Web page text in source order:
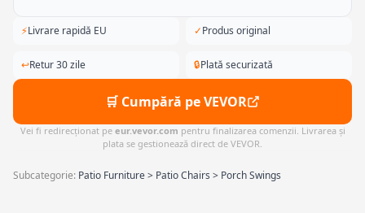
⚡Livrare rapidă EU ✓Produs original
↩Retur 30 zile 🔒Plată securizată
🛒 Cumpără pe VEVOR
Vei fi redirecționat pe eur.vevor.com pentru finalizarea comenzii. Livrarea și
plata se gestionează direct de VEVOR.
Subcategorie: Patio Furniture > Patio Chairs > Porch Swings